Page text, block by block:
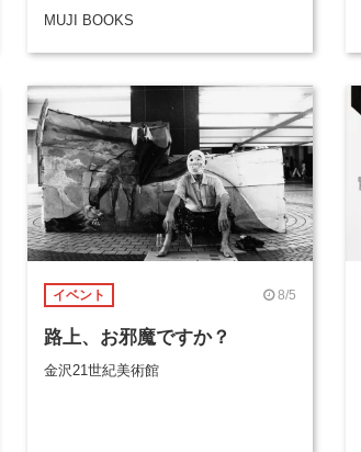
MUJI BOOKS
イベント 8/5
路上、お邪魔ですか？
金沢21世紀美術館